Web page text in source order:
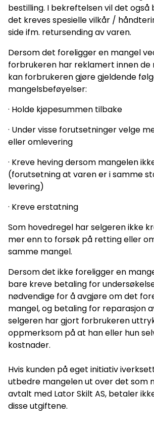
bestilling. I bekreftelsen vil det
det kreves spesielle vilkår /
side ifm. retursending av varen.
Dersom det foreligger en mangel
forbrukeren har reklamert innen de
kan forbrukeren gjøre gjeldende
mangelsbeføyelser:
· Holde kjøpesummen tilbake
· Under visse forutsetninger velge
eller omlevering
· Kreve heving dersom mangelen
(forutsetning at varen er i samme
levering)
· Kreve erstatning
Som hovedregel har selgeren ikke
mer enn to forsøk på retting eller
samme mangel.
Dersom det ikke foreligger en
bare kreve betaling for
nødvendige for å avgjøre om det
mangel, og betaling for reparasjon
selgeren har gjort forbrukeren
oppmerksom på at han eller hun
kostnader.
Hvis kunden på eget initiativ
utbedre mangelen ut over det
avtalt med Lator Skilt AS, betaler
disse utgiftene.